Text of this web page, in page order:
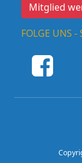
Mitglied
FOLGE UNS -